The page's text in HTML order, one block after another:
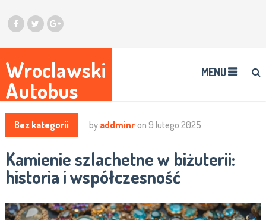
Wroclawski
Autobus
MENU
Bez kategorii by addminr on 9 lutego 2025
Kamienie szlachetne w biżuterii:
historia i współczesność